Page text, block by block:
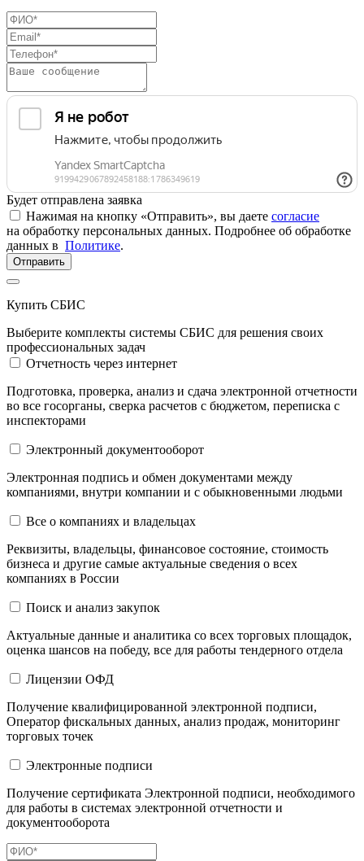
Будет отправлена заявка
Нажимая на кнопку «Отправить», вы даете согласие
на обработку персональных данных. Подробнее об обработке
данных в Политике.
Отправить
Купить СБИС
Выберите комплекты системы СБИС для решения своих
профессиональных задач
Отчетность через интернет
Подготовка, проверка, анализ и сдача электронной отчетности
во все госорганы, сверка расчетов с бюджетом, переписка с
инспекторами
Электронный документооборот
Электронная подпись и обмен документами между
компаниями, внутри компании и c обыкновенными людьми
Все о компаниях и владельцах
Реквизиты, владельцы, финансовое состояние, стоимость
бизнеса и другие самые актуальные сведения о всех
компаниях в России
Поиск и анализ закупок
Актуальные данные и аналитика со всех торговых площадок,
оценка шансов на победу, все для работы тендерного отдела
Лицензии ОФД
Получение квалифицированной электронной подписи,
Оператор фискальных данных, анализ продаж, мониторинг
торговых точек
Электронные подписи
Получение сертификата Электронной подписи, необходимого
для работы в системах электронной отчетности и
документооборота